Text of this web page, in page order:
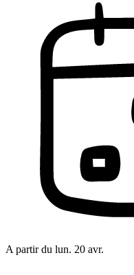
A partir du lun. 20 avr.